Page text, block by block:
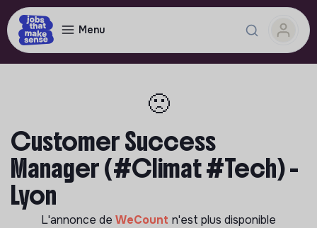
Menu
🙁
Customer Success
Manager (#Climat #Tech) -
Lyon
L'annonce de WeCount n'est plus disponible